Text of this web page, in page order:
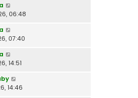
06:48
07:40
14:51
14:46